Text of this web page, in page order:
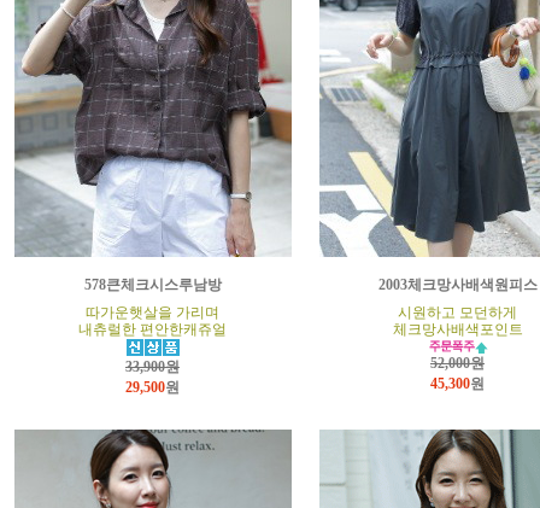
578큰체크시스루남방
따가운햇살을 가리며
내츄럴한 편안한캐쥬얼
33,900원
29,500원
2003체크망사배색원피스
시원하고 모던하게
체크망사배색포인트
52,000원
45,300원